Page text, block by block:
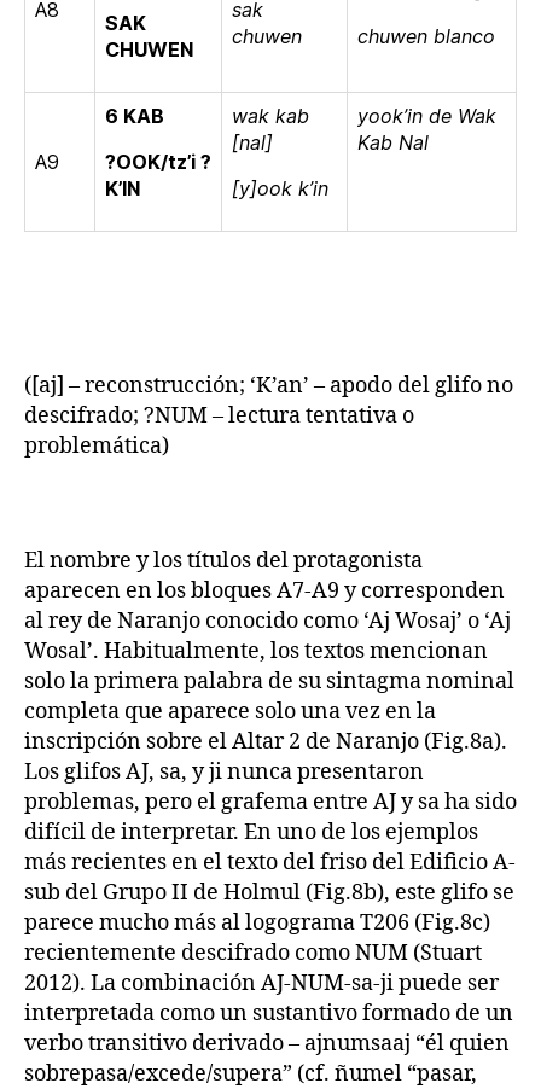
A8
SAK
CHUWEN
sak
chuwen
chuwen blanco
A9
6 KAB
?OOK/tz’i ?
K’IN
wak kab
[nal]
[y]ook k’in
yook’in de Wak
Kab Nal
([aj] – reconstrucción; ‘K’an’ – apodo del glifo no
descifrado; ?NUM – lectura tentativa o
problemática)
El nombre y los títulos del protagonista
aparecen en los bloques A7-A9 y corresponden
al rey de Naranjo conocido como ‘Aj Wosaj’ o ‘Aj
Wosal’. Habitualmente, los textos mencionan
solo la primera palabra de su sintagma nominal
completa que aparece solo una vez en la
inscripción sobre el Altar 2 de Naranjo (Fig.8a).
Los glifos AJ, sa, y ji nunca presentaron
problemas, pero el grafema entre AJ y sa ha sido
difícil de interpretar. En uno de los ejemplos
más recientes en el texto del friso del Edificio A-
sub del Grupo II de Holmul (Fig.8b), este glifo se
parece mucho más al logograma T206 (Fig.8c)
recientemente descifrado como NUM (Stuart
2012). La combinación AJ-NUM-sa-ji puede ser
interpretada como un sustantivo formado de un
verbo transitivo derivado – ajnumsaaj “él quien
sobrepasa/excede/supera” (cf. ñumel “pasar,